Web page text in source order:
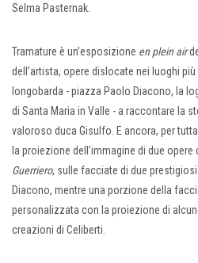
Selma Pasternak.
Tramature è un’esposizione en plein air
dell’artista, opere dislocate nei luoghi
longobarda - piazza Paolo Diacono, la
di Santa Maria in Valle - a raccontare la
valoroso duca Gisulfo. E ancora, per
la proiezione dell’immagine di due opere
Guerriero, sulle facciate di due
Diacono, mentre una porzione della
personalizzata con la proiezione di
creazioni di Celiberti.